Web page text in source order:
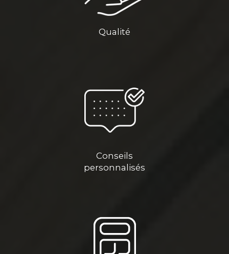
Qualité
Conseils
personnalisés